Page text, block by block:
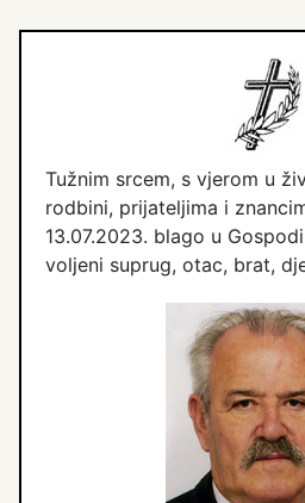
Tužnim srcem, s vjerom u
rodbini, prijateljima i
13.07.2023. blago u
voljeni suprug, otac, brat,